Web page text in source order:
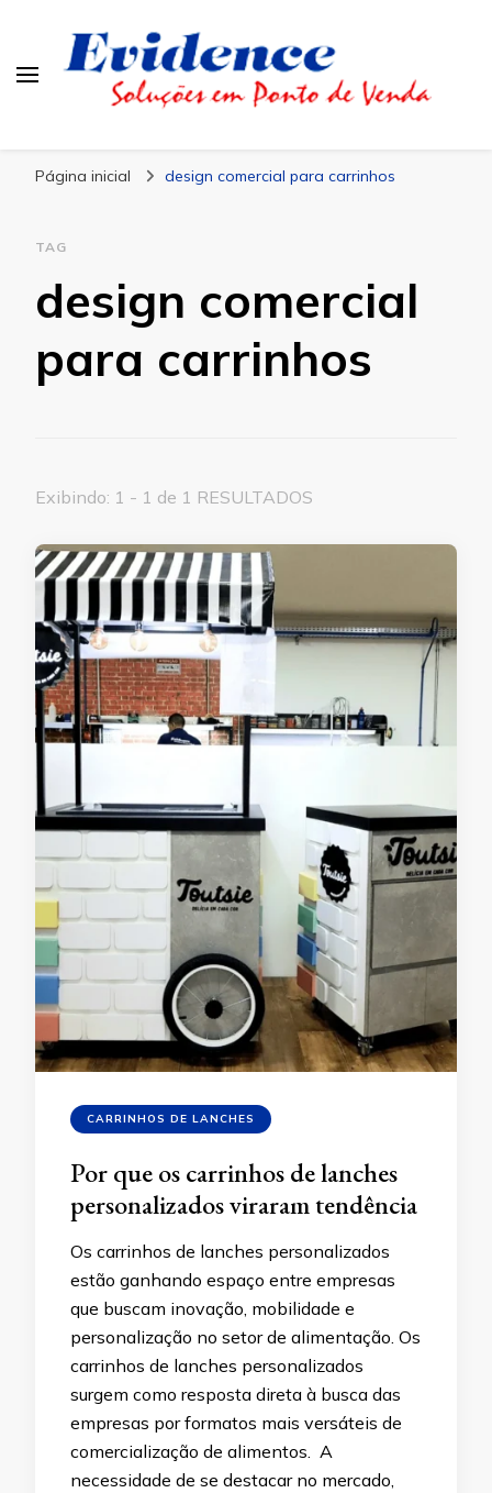
Página inicial design comercial para carrinhos
TAG
design comercial
para carrinhos
Exibindo: 1 - 1 de 1 RESULTADOS
CARRINHOS DE LANCHES
Por que os carrinhos de lanches
personalizados viraram tendência
Os carrinhos de lanches personalizados
estão ganhando espaço entre empresas
que buscam inovação, mobilidade e
personalização no setor de alimentação. Os
carrinhos de lanches personalizados
surgem como resposta direta à busca das
empresas por formatos mais versáteis de
comercialização de alimentos. A
necessidade de se destacar no mercado,